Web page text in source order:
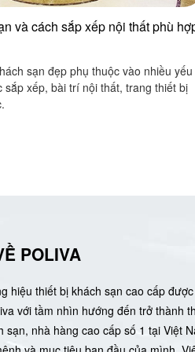
và cách sắp xếp nội thất phù
sạn đẹp phụ thuộc vào nhiều yếu
sắp xếp, bài trí nội thất, trang thiết bị
POLIVA
hiệu thiết bị khách sạn cao cấp
với tầm nhìn hướng đến trở thành
sạn, nhà hàng cao cấp số 1 tại Việt